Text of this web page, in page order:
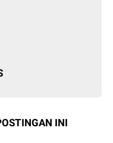
INI